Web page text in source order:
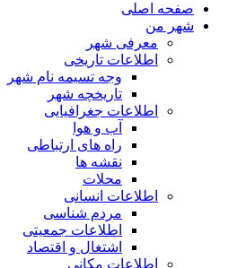
صفحه اصلی
شهر من
معرفی شهر
اطلاعات تاریخی
وجه تسیمه نام شهر
تاریخچه شهر
اطلاعات جغرافیایی
آب و هوا
راه های ارتباطی
نقشه ها
محلات
اطلاعات انسانی
مردم شناسی
اطلاعات جمعیتی
اشتغال و اقتصاد
اطلاعات مکانی